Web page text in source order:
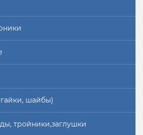
шайбы)
тройники,заглушки